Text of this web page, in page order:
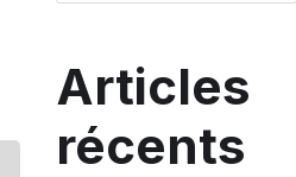
Articles
récents